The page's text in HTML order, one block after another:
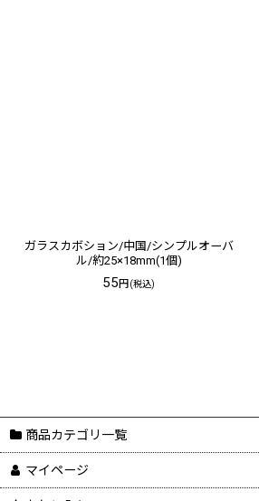
ガラスカボション/中国/シンプルオーバ
ル/約25×18mm(1個)
55円(税込)
商品カテゴリ一覧
マイページ